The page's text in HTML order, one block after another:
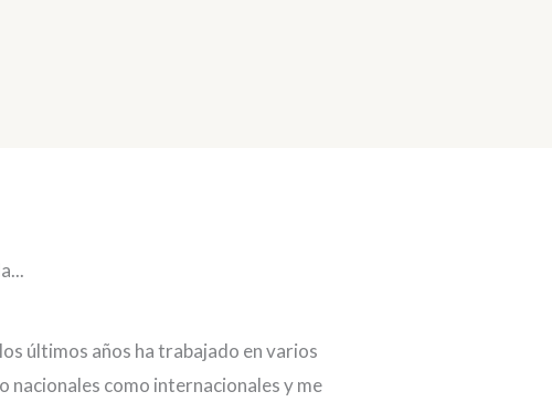
últimos años ha trabajado en varios
nacionales como internacionales y me